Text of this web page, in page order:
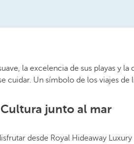
la excelencia de sus playas y
cuidar. Un símbolo de los viajes de
Cultura junto al mar
desde Royal Hideaway